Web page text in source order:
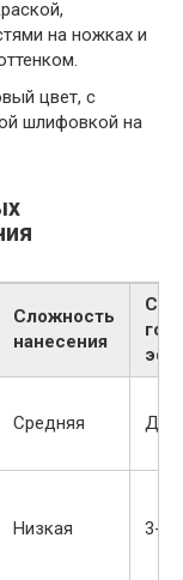
на ножках и
цвет, с
шлифовкой на
Сложность
нанесения
Средняя До
Низкая 3-4